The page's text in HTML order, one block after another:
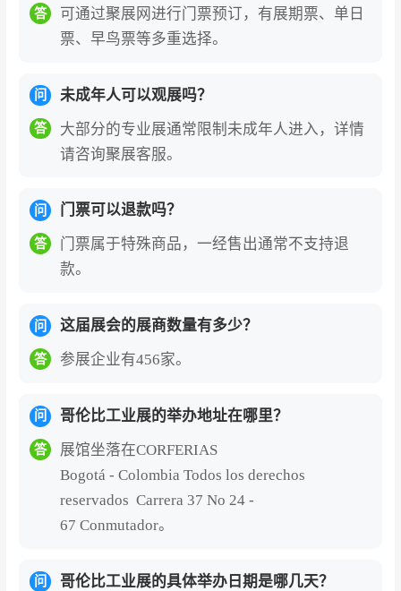
答
可通过聚展网进行门票预订，有展期票、单日
票、早鸟票等多重选择。
问 未成年人可以观展吗？
答
大部分的专业展通常限制未成年人进入，详情
请咨询聚展客服。
问 门票可以退款吗？
答
门票属于特殊商品，一经售出通常不支持退
款。
问 这届展会的展商数量有多少？
答 参展企业有456家。
问 哥伦比工业展的举办地址在哪里？
答
展馆坐落在CORFERIAS
Bogotá - Colombia Todos los derechos
reservados Carrera 37 No 24 -
67 Conmutador。
问 哥伦比工业展的具体举办日期是哪几天？